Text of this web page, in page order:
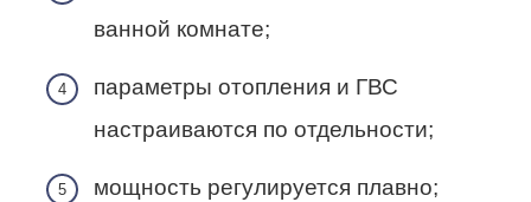
ванной комнате;
параметры отопления и ГВС
настраиваются по отдельности;
мощность регулируется плавно;